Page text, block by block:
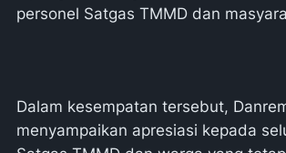
personel Satgas TMMD dan
Dalam kesempatan tersebut,
menyampaikan apresiasi kepada